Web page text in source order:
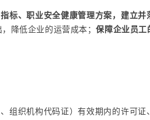
标、职业安全健康管理方案，建立并
降低企业的运营成本；保障企业员工
组织机构代码证）有效期内的许可证